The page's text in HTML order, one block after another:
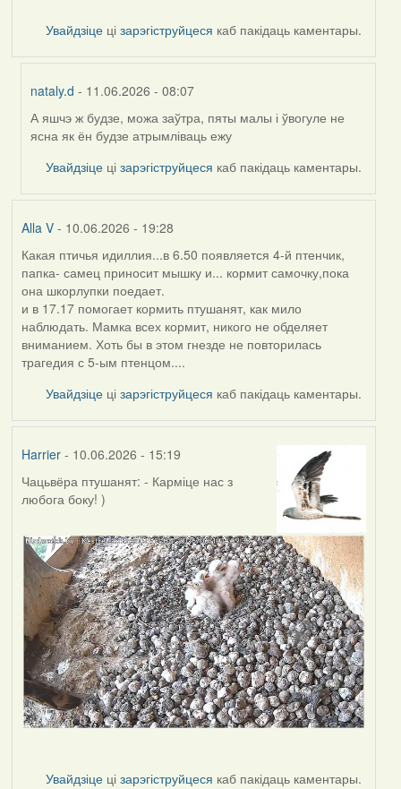
Увайдзіце цізарэгіструйцеся каб пакідаць каментары.
nataly.d - 11.06.2026 - 08:07
In
reply
Harrier
А яшчэ ж будзе, можа заўтра, пяты малы і ўвогуле не
ясна як ён будзе атрымліваць ежу
Увайдзіце цізарэгіструйцеся каб пакідаць каментары.
Alla V- 10.06.2026 - 19:28
Какая птичья идиллия...в 6.50 появляется 4-й птенчик,
папка- самец приносит мышку и... кормит самочку,пока
она шкорлупки поедает.
и в 17.17 помогает кормить птушанят, как мило
наблюдать. Мамка всех кормит, никого не обделяет
вниманием. Хоть бы в этом гнезде не повторилась
трагедия с 5-ым птенцом....
Увайдзіце цізарэгіструйцеся каб пакідаць каментары.
Harrier- 10.06.2026 - 15:19
Чацьвёра птушанят: - Карміце нас з
любога боку! )
Увайдзіце цізарэгіструйцеся каб пакідаць каментары.